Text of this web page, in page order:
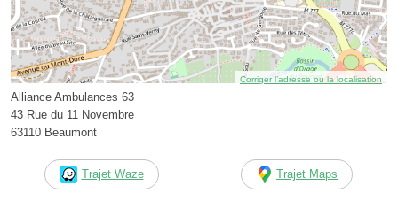
Corriger l’adresse ou la localisation
Alliance Ambulances 63
43 Rue du 11 Novembre
63110 Beaumont
Trajet Waze Trajet Maps